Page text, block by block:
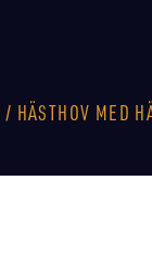
/ HÄSTHOV MED